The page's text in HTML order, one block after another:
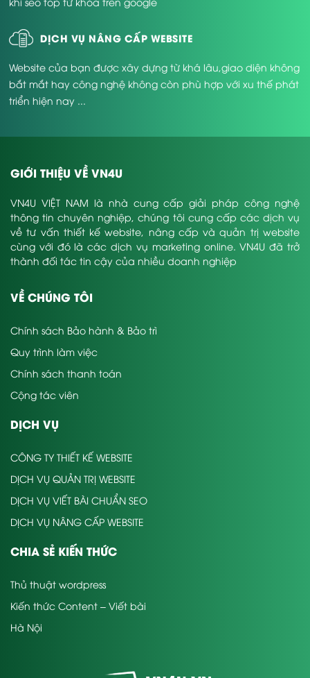
DỊCH VỤ NÂNG CẤP WEBSITE
Website của bạn được xây dựng từ khá lâu,giao diện không
bắt mắt hay công nghệ không còn phù hợp với xu thế phát
triển hiện nay ...
GIỚI THIỆU VỀ VN4U
VN4U VIỆT NAM là nhà cung cấp giải pháp công nghệ
thông tin chuyên nghiệp, chúng tôi cung cấp các dịch vụ
về tư vấn thiết kế website, nâng cấp và quản trị website
cùng với đó là các dịch vụ marketing online. VN4U đã trở
thành đối tác tin cậy của nhiều doanh nghiệp
VỀ CHÚNG TÔI
Chính sách Bảo hành & Bảo trì
Quy trình làm việc
Chính sách thanh toán
Cộng tác viên
DỊCH VỤ
CÔNG TY THIẾT KẾ WEBSITE
DỊCH VỤ QUẢN TRỊ WEBSITE
DỊCH VỤ VIẾT BÀI CHUẨN SEO
DỊCH VỤ NÂNG CẤP WEBSITE
CHIA SẺ KIẾN THỨC
Thủ thuật wordpress
Kiến thức Content – Viết bài
Hà Nội